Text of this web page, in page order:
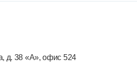
д. 38 «А», офис 524